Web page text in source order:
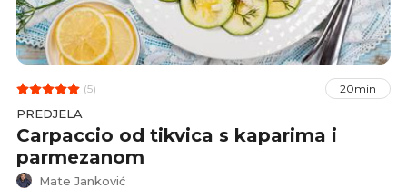
(5) 20min
PREDJELA
Carpaccio od tikvica s kaparima i
parmezanom
Mate Janković